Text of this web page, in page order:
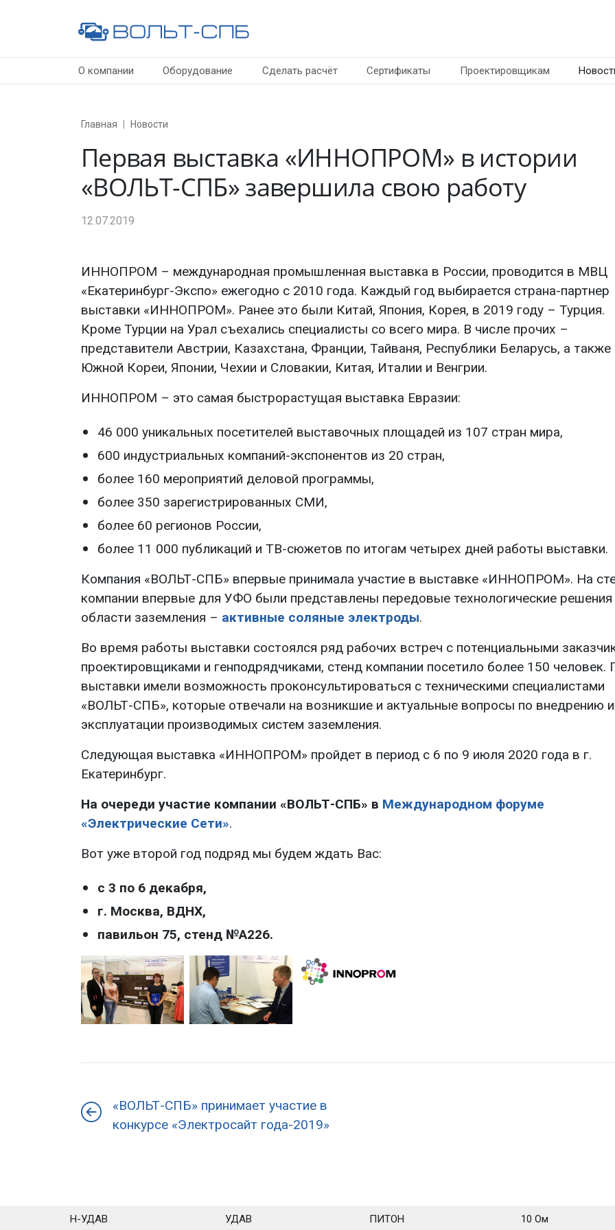
О компании Оборудование Сделать расчёт Сертификаты Проектировщикам
Главная Новости
Первая выставка «ИННОПРОМ» в истории
«ВОЛЬТ-СПБ» завершила свою работу
12.07.2019
ИННОПРОМ – международная промышленная выставка в России, проводится в МВЦ
«Екатеринбург-Экспо» ежегодно с 2010 года. Каждый год выбирается страна-партнер
выставки «ИННОПРОМ». Ранее это были Китай, Япония, Корея, в 2019 году – Турция.
Кроме Турции на Урал съехались специалисты со всего мира. В числе прочих –
представители Австрии, Казахстана, Франции, Тайваня, Республики Беларусь, а также
Южной Кореи, Японии, Чехии и Словакии, Китая, Италии и Венгрии.
ИННОПРОМ – это самая быстрорастущая выставка Евразии:
46 000 уникальных посетителей выставочных площадей из 107 стран мира,
600 индустриальных компаний-экспонентов из 20 стран,
более 160 мероприятий деловой программы,
более 350 зарегистрированных СМИ,
более 60 регионов России,
более 11 000 публикаций и ТВ-сюжетов по итогам четырех дней работы выставки.
Компания «ВОЛЬТ-СПБ» впервые принимала участие в выставке «ИННОПРОМ». На
компании впервые для УФО были представлены передовые технологические решения
области заземления – активные соляные электроды.
Во время работы выставки состоялся ряд рабочих встреч с потенциальными
проектировщиками и генподрядчиками, стенд компании посетило более 150 человек.
выставки имели возможность проконсультироваться с техническими специалистами
«ВОЛЬТ-СПБ», которые отвечали на возникшие и актуальные вопросы по внедрению и
эксплуатации производимых систем заземления.
Следующая выставка «ИННОПРОМ» пройдет в период с 6 по 9 июля 2020 года в г.
Екатеринбург.
На очереди участие компании «ВОЛЬТ-СПБ» в Международном форуме
«Электрические Сети».
Вот уже второй год подряд мы будем ждать Вас:
с 3 по 6 декабря,
г. Москва, ВДНХ,
павильон 75, стенд №А226.
«ВОЛЬТ-СПБ» принимает участие в
конкурсе «Электросайт года-2019»
Н-УДАВ УДАВ ПИТОН 10 Ом